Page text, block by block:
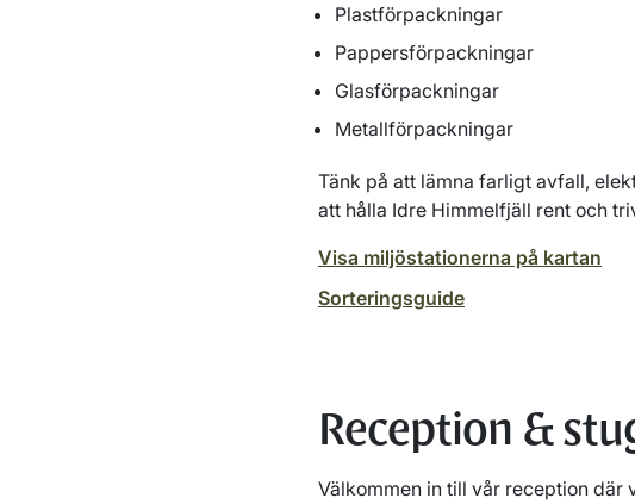
Plastförpackningar
Pappersförpackningar
Glasförpackningar
Metallförpackningar
Tänk på att lämna farligt avfall,
att hålla Idre Himmelfjäll rent och
Visa miljöstationerna på kartan
Sorteringsguide
Reception &
Välkommen in till vår reception där